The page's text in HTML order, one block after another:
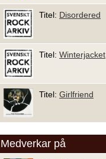
Titel: Disordered
Titel: Winterjacket
Titel: Girlfriend
Medverkar på